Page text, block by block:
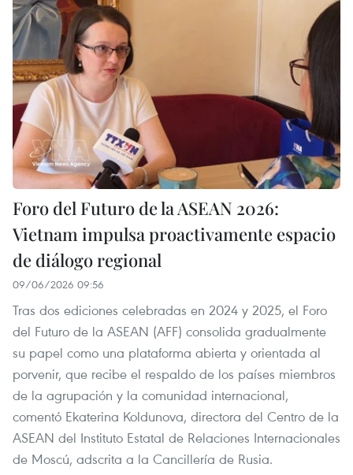
Foro del Futuro de la ASEAN 2026:
Vietnam impulsa proactivamente espacio
de diálogo regional
09/06/2026 09:56
Tras dos ediciones celebradas en 2024 y 2025, el Foro
del Futuro de la ASEAN (AFF) consolida gradualmente
su papel como una plataforma abierta y orientada al
porvenir, que recibe el respaldo de los países miembros
de la agrupación y la comunidad internacional,
comentó Ekaterina Koldunova, directora del Centro de la
ASEAN del Instituto Estatal de Relaciones Internacionales
de Moscú, adscrita a la Cancillería de Rusia.